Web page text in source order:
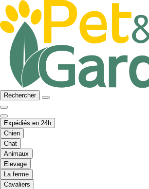
Rechercher
Expédiés en 24h
Chien
Chat
Animaux
Elevage
La ferme
Cavaliers